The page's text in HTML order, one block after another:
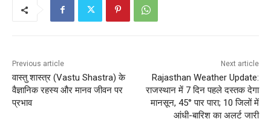
Previous article
वास्तु शास्त्र (Vastu Shastra) के
वैज्ञानिक रहस्य और मानव जीवन पर
प्रभाव
Next article
Rajasthan Weather Update:
राजस्थान में 7 दिन पहले दस्तक देगा
मानसून, 45° पार पारा; 10 जिलों में
आंधी-बारिश का अलर्ट जारी